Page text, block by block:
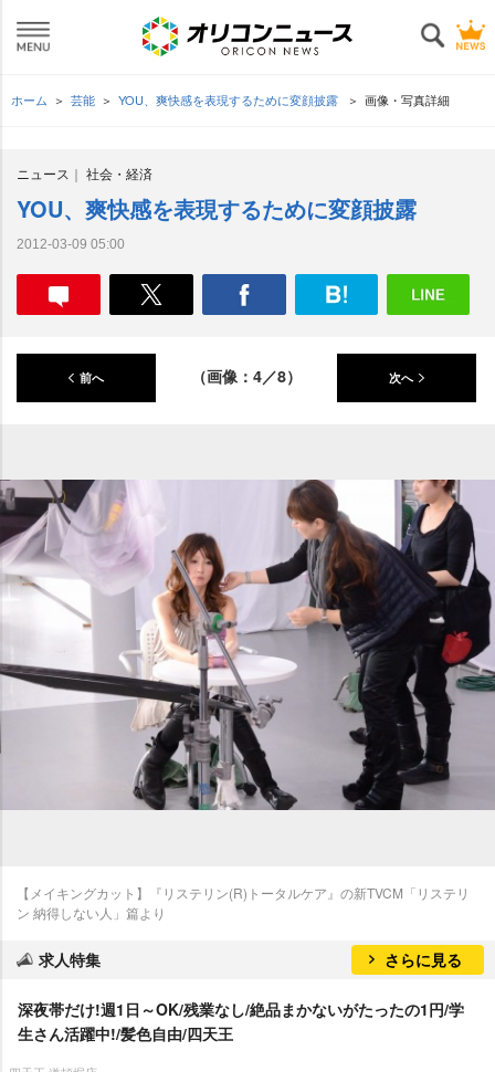
ホーム 芸能 YOU、爽快感を表現するために変顔披露 画像・写真詳細
ニュース 社会・経済
YOU、爽快感を表現するために変顔披露
2012-03-09 05:00
前へ （画像：4／8） 次へ
【メイキングカット】『リステリン(R)トータルケア』の新TVCM「リステリ
ン 納得しない人」篇より
求人特集 さらに見る
深夜帯だけ!週1日～OK/残業なし/絶品まかないがたったの1円/学
生さん活躍中!/髪色自由/四天王